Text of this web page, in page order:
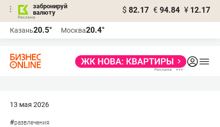
забронируй
валюту
$ 82.17 € 94.84 ¥ 12.17
Казань20.5° Москва20.4°
13 мая 2026
#развлечения